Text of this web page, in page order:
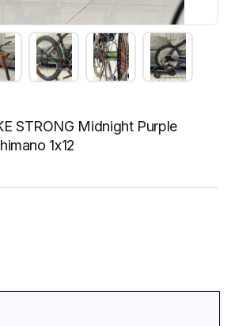
STRONG Midnight Purple
1x12